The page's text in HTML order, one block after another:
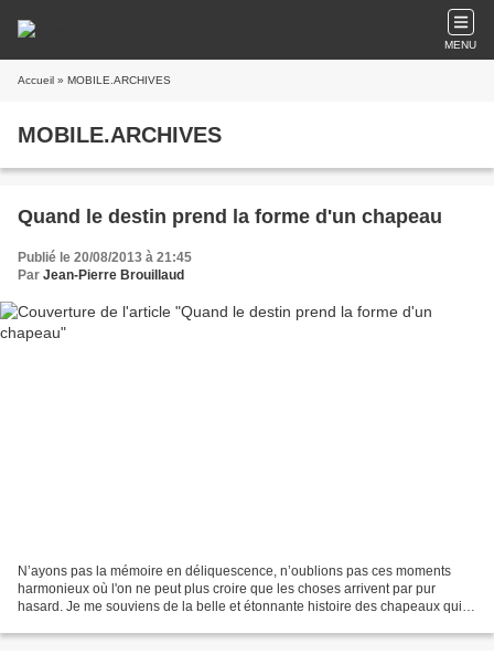
MENU
Accueil » MOBILE.ARCHIVES
MOBILE.ARCHIVES
Quand le destin prend la forme d'un chapeau
Publié le 20/08/2013 à 21:45
Par Jean-Pierre Brouillaud
N’ayons pas la mémoire en déliquescence, n’oublions pas ces moments
harmonieux où l'on ne peut plus croire que les choses arrivent par pur
hasard. Je me souviens de la belle et étonnante histoire des chapeaux qui